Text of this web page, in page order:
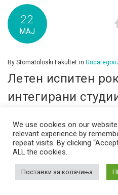
22
МАЈ
By Stomatoloski Fakultet in
Летен испитен
интегирани
103.06.2021 Медицинска
психологија07.06.2021
јазик08.06.2021
We use cookies on our
relevant experience by
repeat visits. By clicking
ALL the cookies.
Поставки за колачиња